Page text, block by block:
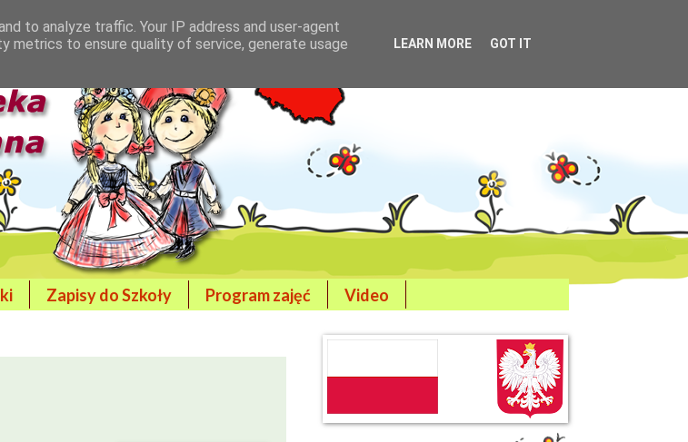
Zapisy do Szkoły Program zajęć Video
to analyze traffic. Your IP address and user-agent
metrics to ensure quality of service, generate usage
LEARN MORE GOT IT